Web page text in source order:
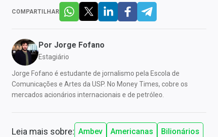
COMPARTILHAR
Por Jorge Fofano
Estagiário
Jorge Fofano é estudante de jornalismo pela Escola de
Comunicações e Artes da USP. No Money Times, cobre os
mercados acionários internacionais e de petróleo.
Leia mais sobre: Ambev Americanas
Bilionários